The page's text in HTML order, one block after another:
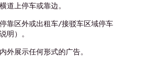
道上停车或靠边。
靠区外或出租车/接驳车区域停车
明）。
外展示任何形式的广告。